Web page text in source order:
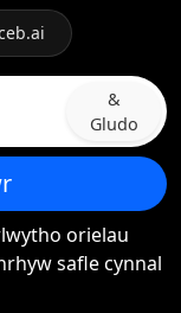
&
Gludo
orielau
safle cynnal